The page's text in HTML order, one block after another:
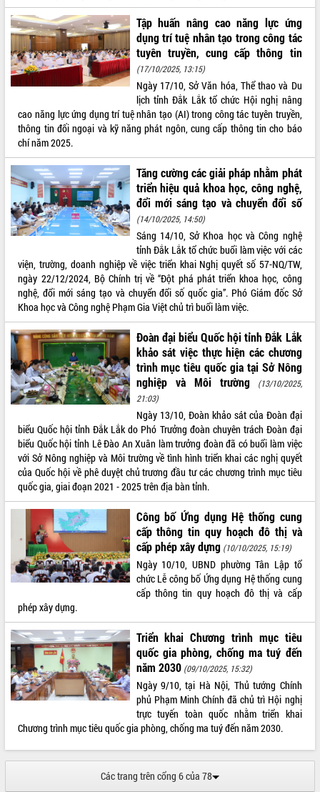
Kỳ họp thứ Hai, Hội đồng nhân dân
tỉnh khóa XI quyết nghị nhiều nội dung
quan trọng
Bí thư Tỉnh ủy Lương Nguyễn Minh
Triết thăm, tặng quà người có công với
cách mạng
Rà soát, hoàn thiện hệ thống thiết chế
văn hóa, thể thao đáp ứng yêu cầu
phát triển mới
Thường trực HĐND tỉnh Đắk Lắk gặp
mặt Đoàn chuyên gia y tế TP. Hồ Chí
Minh
Lễ truy điệu và an táng hài cốt liệt sĩ
tại Nghĩa trang Liệt sĩ xã Sơn Hòa
Bàn giải pháp tháo gỡ khó khăn trong
xuất khẩu sầu riêng và triển khai quy
định EUDR
Thứ trưởng Bộ Nông nghiệp và Môi
trường Nguyễn Hoàng Hiệp khảo sát
vùng trồng và doanh nghiệp đóng gói
Trình diễn nghệ thuật chế biến các
món ăn từ sầu riêng
Đắk Lắk công bố Quy hoạch và xúc
tiến đầu tư tỉnh
Ngành cá ngừ Đắk Lắk chủ động thích
ứng để giữ vững thị trường xuất khẩu
Diễn đàn Kinh tế tư nhân Việt Nam đột
phá cơ chế - Hợp tác công tư
Đề án 06 tạo bước ngoặt đột phá trong
cải cách hành chính tỉnh Đắk Lắk
Kết nối tour, đẩy mạnh chuyển đổi số
để phát triển du lịch Đắk Lắk
Khởi động Dự án Đầu tư xây dựng hạ
tầng kỹ thuật Cụm công nghiệp Tân
Tiến
Gặp mặt các cơ quan báo chí nhân Kỷ
mạng Việt Nam
Đắk Lắk sơ kết 4 năm triển khai thực
hiện Đề án 06 của Chính phủ
Họp báo thông tin về Hội nghị Công bố
Quy hoạch và Xúc tiến đầu tư tỉnh Đắk
Lắk
Khơi thông điểm nghẽn, đẩy nhanh
HĐND tỉnh thông qua điều chỉnh Quy
hoạch tỉnh thời kỳ 2021-2030
Hội thảo góp ý hồ sơ điều chỉnh quy
hoạch tỉnh Đắk Lắk thời kỳ 2021-2030,
ALBUM ẢNH
LIÊN KẾT WEB
THỐNG KÊ TRUY CẬP
Tất cả: 66026761
Tập huấn nâng cao năng lực ứng
dụng trí tuệ nhân tạo trong công tác
tuyên truyền, cung cấp thông tin
(17/10/2025, 13:15)
Ngày 17/10, Sở Văn hóa, Thể thao và Du
lịch tỉnh Đắk Lắk tổ chức Hội nghị nâng
cao năng lực ứng dụng trí tuệ nhân tạo (AI) trong công tác tuyên truyền,
thông tin đối ngoại và kỹ năng phát ngôn, cung cấp thông tin cho báo
chí năm 2025.
Tăng cường các giải pháp nhằm phát
triển hiệu quả khoa học, công nghệ,
đổi mới sáng tạo và chuyển đổi số
(14/10/2025, 14:50)
Sáng 14/10, Sở Khoa học và Công nghệ
tỉnh Đắk Lắk tổ chức buổi làm việc với các
viện, trường, doanh nghiệp về việc triển khai Nghị quyết số 57-NQ/TW,
ngày 22/12/2024, Bộ Chính trị về “Đột phá phát triển khoa học, công
nghệ, đổi mới sáng tạo và chuyển đổi số quốc gia”. Phó Giám đốc Sở
Khoa học và Công nghệ Phạm Gia Việt chủ trì buổi làm việc.
Đoàn đại biểu Quốc hội tỉnh Đắk Lắk
khảo sát việc thực hiện các chương
trình mục tiêu quốc gia tại Sở Nông
nghiệp và Môi trường
(13/10/2025,
21:03)
Ngày 13/10, Đoàn khảo sát của Đoàn đại
biểu Quốc hội tỉnh Đắk Lắk do Phó Trưởng đoàn chuyên trách Đoàn đại
biểu Quốc hội tỉnh Lê Đào An Xuân làm trưởng đoàn đã có buổi làm việc
với Sở Nông nghiệp và Môi trường về tình hình triển khai các nghị quyết
của Quốc hội về phê duyệt chủ trương đầu tư các chương trình mục tiêu
quốc gia, giai đoạn 2021 - 2025 trên địa bàn tỉnh.
Công bố Ứng dụng Hệ thống cung
cấp thông tin quy hoạch đô thị và
cấp phép xây dựng (10/10/2025, 15:19)
Ngày 10/10, UBND phường Tân Lập tổ
chức Lễ công bố Ứng dụng Hệ thống cung
cấp thông tin quy hoạch đô thị và cấp
phép xây dựng.
Triển khai Chương trình mục tiêu
quốc gia phòng, chống ma tuý đến
năm 2030 (09/10/2025, 15:32)
Ngày 9/10, tại Hà Nội, Thủ tướng Chính
phủ Phạm Minh Chính đã chủ trì Hội nghị
trực tuyến toàn quốc nhằm triển khai
Chương trình mục tiêu quốc gia phòng, chống ma tuý đến năm 2030.
Các trang trên cổng 6 của 78